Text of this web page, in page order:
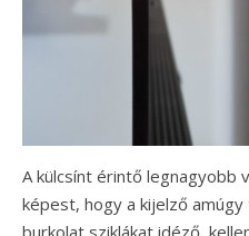
A külcsínt érintő legnagyobb
képest, hogy a kijelző